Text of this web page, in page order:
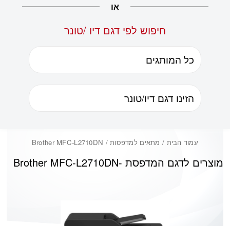
או
חיפוש לפי דגם דיו /טונר
עמוד הבית / מתאים למדפסות / Brother MFC-L2710DN
Brother MFC-L2710DNמוצרים לדגם המדפסת -